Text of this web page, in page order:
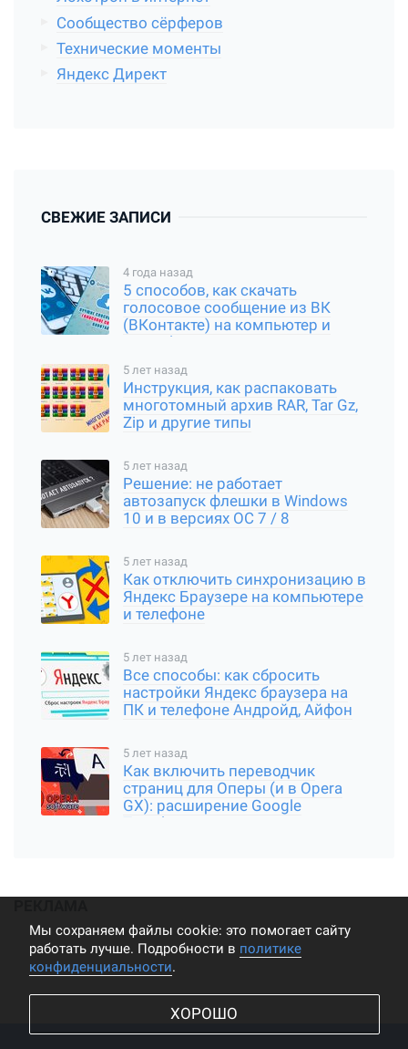
Сообщество сёрферов
Технические моменты
Яндекс Директ
СВЕЖИЕ ЗАПИСИ
4 года назад
5 способов, как скачать
голосовое сообщение из ВК
(ВКонтакте) на компьютер и
смартфон
5 лет назад
Инструкция, как распаковать
многотомный архив RAR, Tar Gz,
Zip и другие типы
5 лет назад
Решение: не работает
автозапуск флешки в Windows
10 и в версиях ОС 7 / 8
5 лет назад
Как отключить синхронизацию в
Яндекс Браузере на компьютере
и телефоне
5 лет назад
Все способы: как сбросить
настройки Яндекс браузера на
ПК и телефоне Андройд, Айфон
5 лет назад
Как включить переводчик
страниц для Оперы (и в Opera
GX): расширение Google
Translator
Мы cохраняем файлы cookie: это помогает сайту
работать лучше. Подробности в политике
конфиденциальности.
ХОРОШО